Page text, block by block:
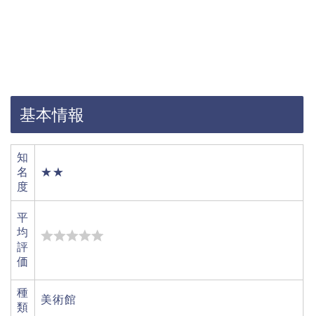
基本情報
知
名
度
★★
平
均
評
価
種
類
美術館